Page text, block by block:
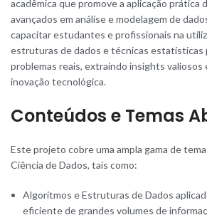
acadêmica que promove a aplicação prática
avançados em análise e modelagem de
capacitar estudantes e profissionais na
estruturas de dados e técnicas estatísticas
problemas reais, extraindo insights valiosos
inovação tecnológica.
Conteúdos e Temas
Este projeto cobre uma ampla gama de
Ciência de Dados, tais como:
Algoritmos e Estruturas de Dados
eficiente de grandes volumes de